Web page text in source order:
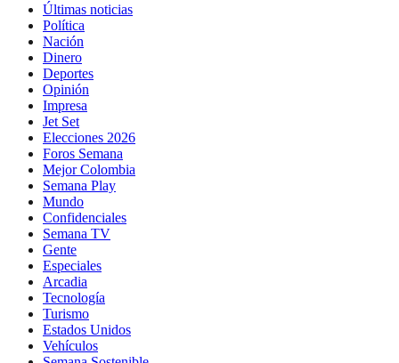
Últimas noticias
Política
Nación
Dinero
Deportes
Opinión
Impresa
Jet Set
Elecciones 2026
Foros Semana
Mejor Colombia
Semana Play
Mundo
Confidenciales
Semana TV
Gente
Especiales
Arcadia
Tecnología
Turismo
Estados Unidos
Vehículos